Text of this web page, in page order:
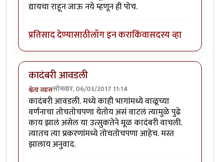
द्यायचा राहून जाऊ नये म्हणून ही पोच.
प्रतिसाद देण्यासाठीलॉग इन कराकिंवासदस्य व्हा
कादंबरी आवडली
श्वेता व्याससोमवार, 06/03/2017 11:14
कादंबरी आवडली. मध्ये काही भागांमध्ये वाळूच्या
वर्णनाचा तोचतोचपणा येतोय असं वाटलं त्यामुळे पुढे
काय झालं असेल या उत्सुकतेने मूळ कादंबरी वाचली.
त्यातच त्या प्रकरणांमध्ये तोचतोचपणा आहेच. मस्त
झालाय अनुवाद.